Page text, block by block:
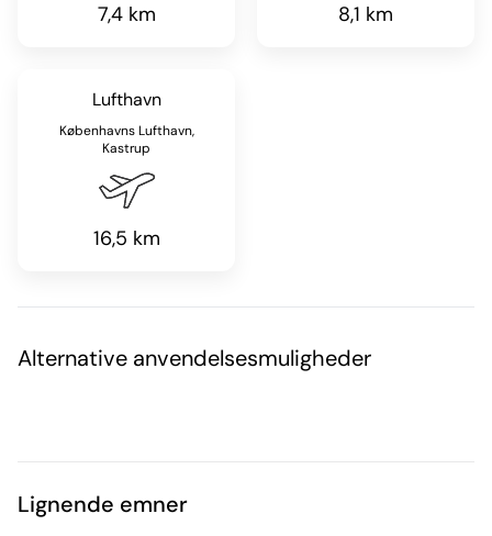
7,4 km 8,1 km
Lufthavn
Københavns Lufthavn,
Kastrup
16,5 km
Alternative anvendelsesmuligheder
Lignende emner